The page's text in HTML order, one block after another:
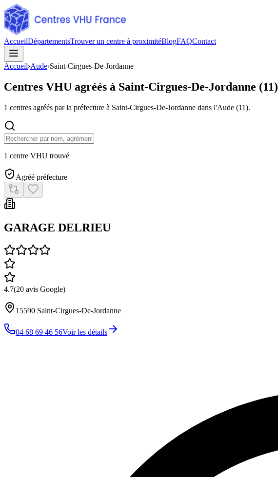
AccueilDépartementsTrouver un centre à proximitéBlogFAQContact
Accueil›Aude›Saint-Cirgues-De-Jordanne
Centres VHU agréés à Saint-Cirgues-De-Jordanne (11)
1 centres agréés par la préfecture à Saint-Cirgues-De-Jordanne dans l'Aude (11).
1 centre VHU trouvé
Agréé préfecture
GARAGE DELRIEU
4.7(20 avis Google)
15590 Saint-Cirgues-De-Jordanne
04 68 69 46 56Voir les détails